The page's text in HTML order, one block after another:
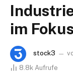
im Fokus
stock3
8.8k Aufrufe